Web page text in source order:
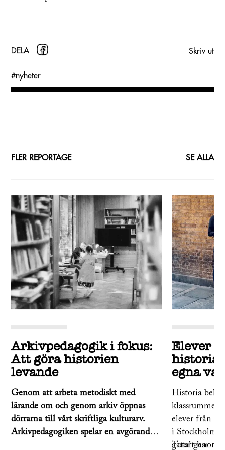
DELA Skriv ut
#nyheter
FLER REPORTAGE SE ALLA
Arkivpedagogik i fokus:
Att göra historien
levande
Genom att arbeta metodiskt med
lärande om och genom arkiv öppnas
dörrarna till vårt skriftliga kulturarv.
Arkivpedagogiken spelar en avgörande
Elever
historia
egna
Historia
klassrummet.
elever från
i Stockholm
gator genom
Totalt har nio